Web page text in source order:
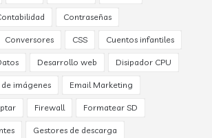
Contraseñas
Conversores CSS Cuentos infantiles
Desarrollo web Disipador CPU
imágenes Email Marketing
Firewall Formatear SD
Gestores de descarga